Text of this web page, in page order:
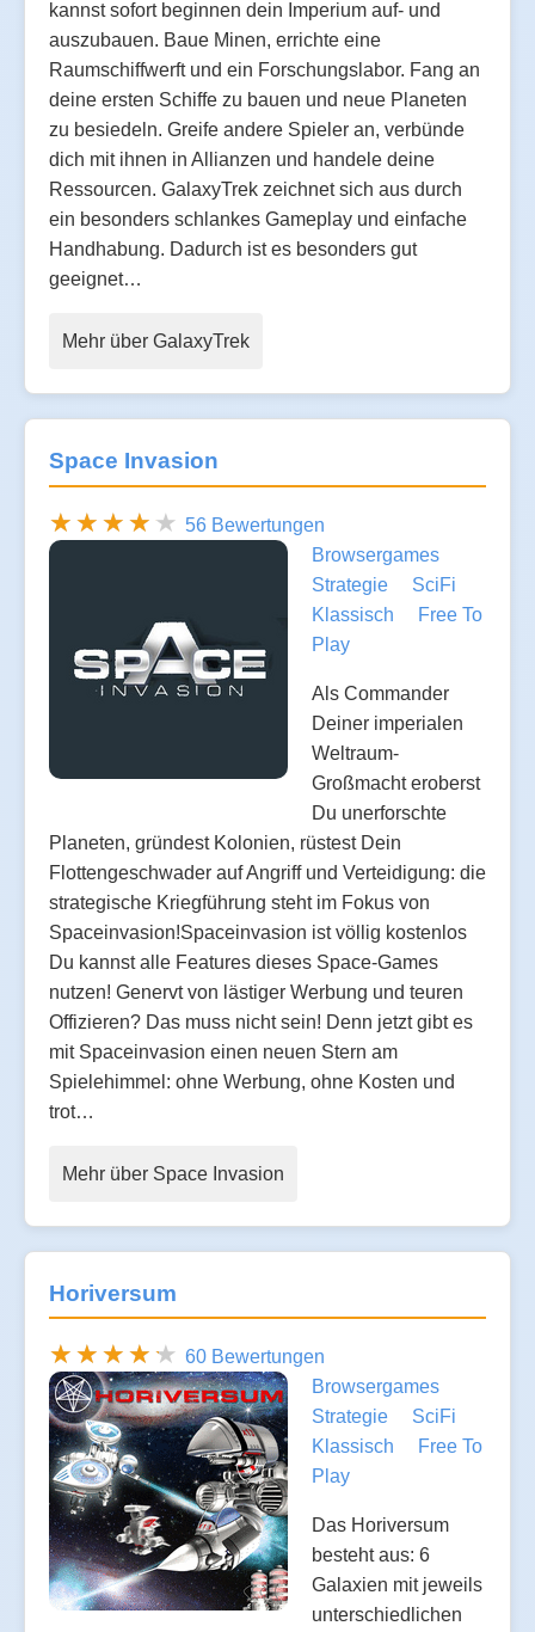
kannst sofort beginnen dein Imperium auf- und
auszubauen. Baue Minen, errichte eine
Raumschiffwerft und ein Forschungslabor. Fang an
deine ersten Schiffe zu bauen und neue Planeten
zu besiedeln. Greife andere Spieler an, verbünde
dich mit ihnen in Allianzen und handele deine
Ressourcen. GalaxyTrek zeichnet sich aus durch
ein besonders schlankes Gameplay und einfache
Handhabung. Dadurch ist es besonders gut
geeignet…
Mehr über GalaxyTrek
Space Invasion
56 Bewertungen
Browsergames
Strategie
SciFi
Klassisch
Free To
Play
Als Commander
Deiner imperialen
Weltraum-
Großmacht eroberst
Du unerforschte
Planeten, gründest Kolonien, rüstest Dein
Flottengeschwader auf Angriff und Verteidigung: die
strategische Kriegführung steht im Fokus von
Spaceinvasion!Spaceinvasion ist völlig kostenlos
Du kannst alle Features dieses Space-Games
nutzen! Genervt von lästiger Werbung und teuren
Offizieren? Das muss nicht sein! Denn jetzt gibt es
mit Spaceinvasion einen neuen Stern am
Spielehimmel: ohne Werbung, ohne Kosten und
trot…
Mehr über Space Invasion
Horiversum
60 Bewertungen
Browsergames
Strategie
SciFi
Klassisch
Free To
Play
Das Horiversum
besteht aus: 6
Galaxien mit jeweils
unterschiedlichen